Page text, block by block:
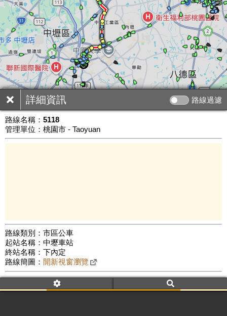
詳細資訊 路線過濾
路線名稱： 5118
管理單位：桃園市 - Taoyuan
路線類別：市區公車
起站名稱：中壢車站
終站名稱：下內定
路線簡圖： 開新視窗瀏覽
附屬名稱：5118
車頭描述：中壢
下內定(經萬能科技大學)
公車數量: 累計6581、上線5708